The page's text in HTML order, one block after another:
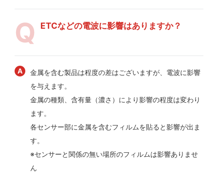
ETCなどの電波に影響はありますか？
金属を含む製品は程度の差はございますが、電波に影響
を与えます。
金属の種類、含有量（濃さ）により影響の程度は変わり
ます。
各センサー部に金属を含むフィルムを貼ると影響が出ま
す。
※センサーと関係の無い場所のフィルムは影響ありませ
ん